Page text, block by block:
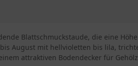
Blattschmuckstaude, die eine
August mit hellvioletten bis lila,
attraktiven Bodendecker für